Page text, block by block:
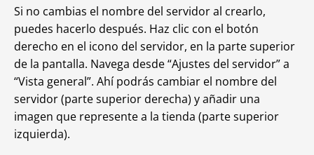
Si no cambias el nombre del servidor al crearlo,
puedes hacerlo después. Haz clic con el botón
derecho en el icono del servidor, en la parte superior
de la pantalla. Navega desde “Ajustes del servidor” a
“Vista general”. Ahí podrás cambiar el nombre del
servidor (parte superior derecha) y añadir una
imagen que represente a la tienda (parte superior
izquierda).